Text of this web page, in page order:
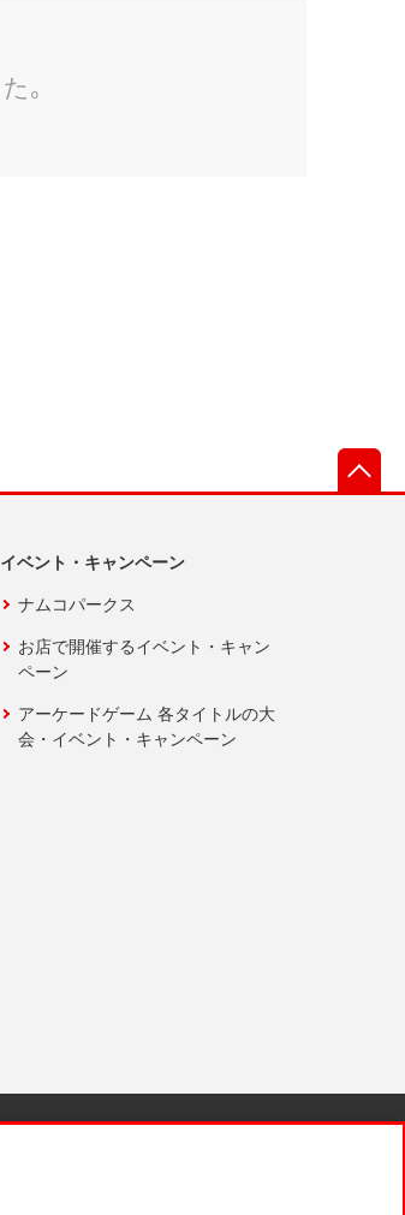
イベント・キャンペーン
ナムコパークス
お店で開催するイベント・キャン
ペーン
アーケードゲーム 各タイトルの大
会・イベント・キャンペーン